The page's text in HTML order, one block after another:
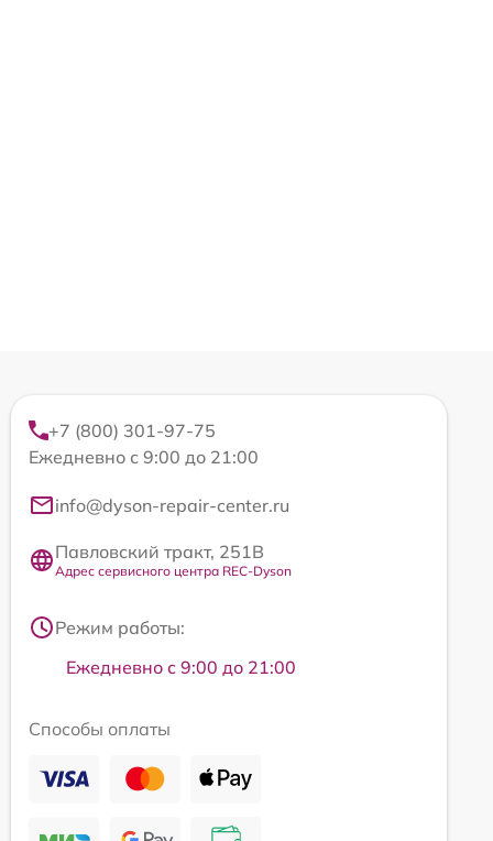
+7 (800) 301-97-75
Ежедневно с 9:00 до 21:00
info@dyson-repair-center.ru
Павловский тракт, 251В
Адрес сервисного центра REC-Dyson
Режим работы:
Ежедневно с 9:00 до 21:00
Способы оплаты